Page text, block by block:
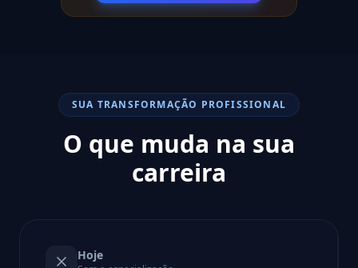
SUA TRANSFORMAÇÃO PROFISSIONAL
O que muda na sua
carreira
Hoje